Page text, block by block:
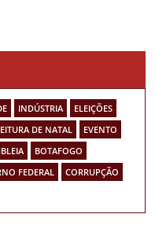
INDÚSTRIA
ELEIÇÕES
DE NATAL
EVENTO
BOTAFOGO
FEDERAL
CORRUPÇÃO